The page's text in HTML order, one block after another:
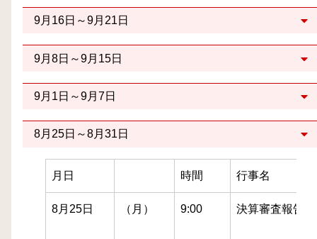
9月16日～9月21日
9月8日～9月15日
9月1日～9月7日
8月25日～8月31日
月日 時間 行事名
8月25日 （月） 9:00 決算審査報告